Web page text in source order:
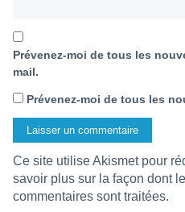
Prévenez-moi de tous les
mail.
Prévenez-moi de tous les
Ce site utilise Akismet pour
savoir plus sur la façon dont
commentaires sont traitées.